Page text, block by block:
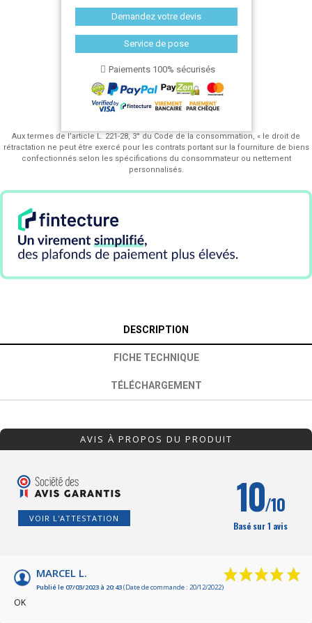
Demandez votre devis
Service de pose
Paiements 100% sécurisés
Aux termes de l’article L. 221-28, 3° du Code de la consommation, « le droit de
rétractation ne peut être exercé pour les contrats portant sur la fourniture de biens
confectionnés selon les spécifications du consommateur ou nettement
personnalisés.
DESCRIPTION
FICHE TECHNIQUE
TÉLÉCHARGEMENT
AVIS À PROPOS DU PRODUIT
VOIR L'ATTESTATION 10/10
Basé sur 1 avis
MARCEL L.
Publié le 07/03/2023 à 20:43(Date de commande : 20/12/2022)
OK